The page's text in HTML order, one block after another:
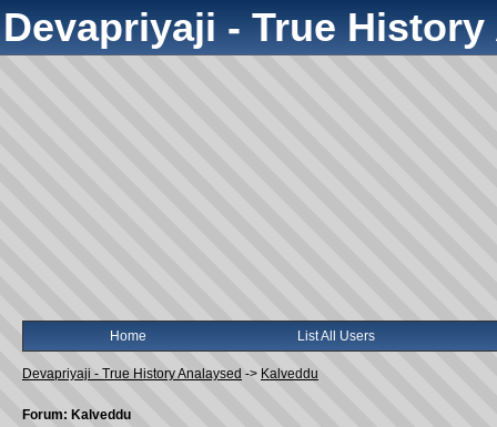
Devapriyaji - True
Home List All Users
Devapriyaji - True History Analaysed -> Kalveddu
Forum: Kalveddu